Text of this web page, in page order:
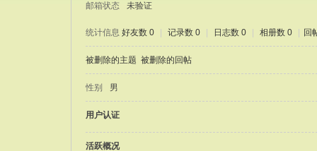
邮箱状态
未验证
统计信息 好友数 0 记录数 0 日志数 0 相册数 0 回
被删除的主题 被删除的回帖
性别 男
用户认证
活跃概况